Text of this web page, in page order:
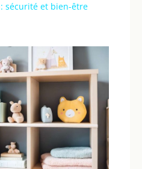
sécurité et bien-être